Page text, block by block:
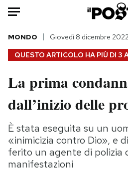
Auto
HOME
Italia
Politica
Tecnologia
Internet
Scienza
Cultura
QUESTO ARTICOLO HA PIÙ DI 3
MONDO Giovedì 8 dicembre
La prima
dall’inizio delle
È stata eseguita su un
«inimicizia contro Dio», e
ferito un agente di polizia
manifestazioni